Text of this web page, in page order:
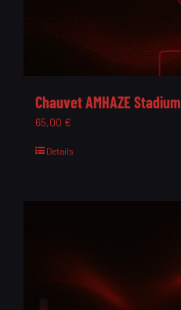
Chauvet AMHAZE Stadium
65,00 €
Details